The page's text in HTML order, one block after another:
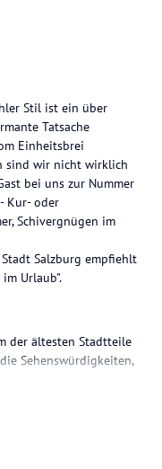
Stil ist ein über
Tatsache
Einheitsbrei
sind wir nicht wirklich
bei uns zur Nummer
Kur- oder
Schivergnügen im
Salzburg empfiehlt
der ältesten Stadtteile
Sehenswürdigkeiten,
Operettenhaus in nur